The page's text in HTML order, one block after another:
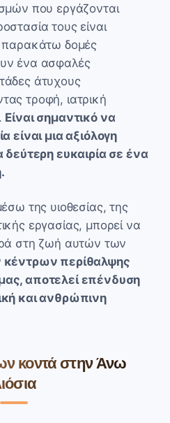
που εργάζονται
τους είναι
παρακάτω δομές
ένα ασφαλές
άτυχους
τροφή, ιατρική
Είναι σημαντικό να
είναι μια αξιόλογη
δεύτερη ευκαιρία σε ένα
της υιοθεσίας, της
εργασίας, μπορεί να
στη ζωή αυτών των
κέντρων περίθαλψης
αποτελεί επένδυση
και ανθρώπινη
κοντά στην Άνω